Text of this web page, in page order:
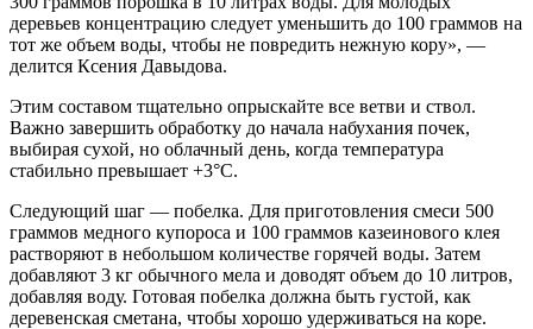
деревьев концентрацию следует уменьшить до 100 граммов на
тот же объем воды, чтобы не повредить нежную кору», —
делится Ксения Давыдова.
Этим составом тщательно опрыскайте все ветви и ствол.
Важно завершить обработку до начала набухания почек,
выбирая сухой, но облачный день, когда температура
стабильно превышает +3°C.
Следующий шаг — побелка. Для приготовления смеси 500
граммов медного купороса и 100 граммов казеинового клея
растворяют в небольшом количестве горячей воды. Затем
добавляют 3 кг обычного мела и доводят объем до 10 литров,
добавляя воду. Готовая побелка должна быть густой, как
деревенская сметана, чтобы хорошо удерживаться на коре.